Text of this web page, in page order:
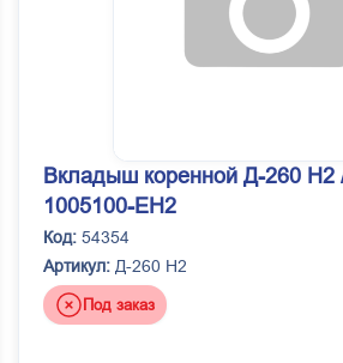
Вкладыш коренной Д-260 Н2
1005100-ЕН2
Код: 54354
Артикул: Д-260 Н2
Под заказ